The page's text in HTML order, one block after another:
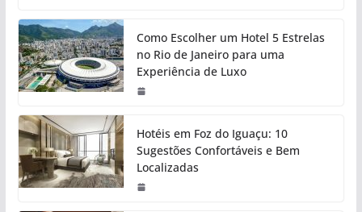
Como Escolher um Hotel 5 Estrelas
no Rio de Janeiro para uma
Experiência de Luxo
Hotéis em Foz do Iguaçu: 10
Sugestões Confortáveis e Bem
Localizadas